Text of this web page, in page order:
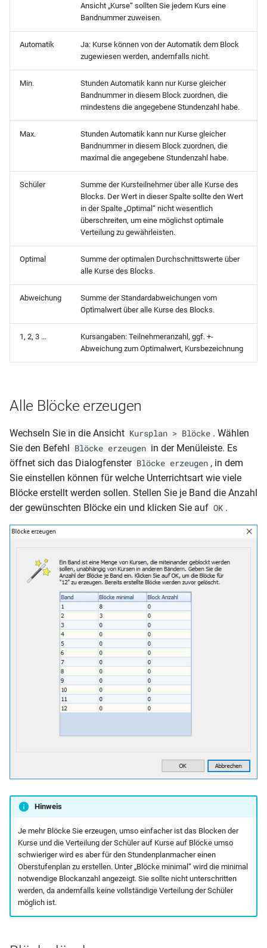
Ansicht „Kurse“ sollten Sie jedem Kurs eine
Bandnummer zuweisen.
Automatik
Ja: Kurse können von der Automatik dem Block
zugewiesen werden, andernfalls nicht.
Min.
Stunden Automatik kann nur Kurse gleicher
Bandnummer in diesem Block zuordnen, die
mindestens die angegebene Stundenzahl habe.
Max.
Stunden Automatik kann nur Kurse gleicher
Bandnummer in diesem Block zuordnen, die
maximal die angegebene Stundenzahl habe.
Schüler
Summe der Kursteilnehmer über alle Kurse des
Blocks. Der Wert in dieser Spalte sollte den Wert
in der Spalte „Optimal“ nicht wesentlich
überschreiten, um eine möglichst optimale
Verteilung zu gewährleisten.
Optimal
Summe der optimalen Durchschnittswerte über
alle Kurse des Blocks.
Abweichung
Summe der Standardabweichungen vom
Optimalwert über alle Kurse des Blocks.
1, 2, 3 …
Kursangaben: Teilnehmeranzahl, ggf. +-
Abweichung zum Optimalwert, Kursbezeichnung
Alle Blöcke erzeugen
Wechseln Sie in die Ansicht Kursplan > Blöcke . Wählen
Sie den Befehl Blöcke erzeugen in der Menüleiste. Es
öffnet sich das Dialogfenster Blöcke erzeugen , in dem
Sie einstellen können für welche Unterrichtsart wie viele
Blöcke erstellt werden sollen. Stellen Sie je Band die Anzahl
der gewünschten Blöcke ein und klicken Sie auf OK .
Hinweis
Je mehr Blöcke Sie erzeugen, umso einfacher ist das Blocken der
Kurse und die Verteilung der Schüler auf Kurse auf Blöcke umso
schwieriger wird es aber für den Stundenplanmacher einen
Oberstufenplan zu erstellen. Unter „Blöcke minimal“ wird die minimal
notwendige Blockanzahl angezeigt. Sie sollte nicht unterschritten
werden, da andernfalls keine vollständige Verteilung der Schüler
möglich ist.